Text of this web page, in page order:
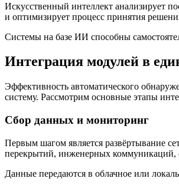
Искусственный интеллект анализирует
и оптимизирует процесс принятия
Системы на базе ИИ способны
Интеграция модулей в
Эффективность автоматического
систему. Рассмотрим основные этапы
Сбор данных и мониторинг
Первым шагом является развёртывание
перекрытий, инженерных коммуникаций,
Данные передаются в облачное или